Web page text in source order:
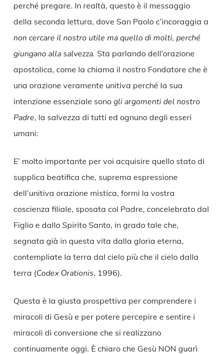
perché pregare. In realtà, questo è il messaggio
della seconda lettura, dove San Paolo c’incoraggia a
non cercare il nostro utile ma quello di molti, perché
giungano alla salvezza. Sta parlando dell’orazione
apostolica, come la chiama il nostro Fondatore che è
una orazione veramente unitiva perché la sua
intenzione essenziale sono gli argomenti del nostro
Padre, la salvezza di tutti ed ognuno degli esseri
umani:
E’ molto importante per voi acquisire quello stato di
supplica beatifica che, suprema espressione
dell’unitiva orazione mistica, formi la vostra
coscienza filiale, sposata col Padre, concelebrato dal
Figlio e dallo Spirito Santo, in grado tale che,
segnata già in questa vita dalla gloria eterna,
contempliate la terra dal cielo più che il cielo dalla
terra (Codex Orationis, 1996).
Questa è la giusta prospettiva per comprendere i
miracoli di Gesù e per potere percepire e sentire i
miracoli di conversione che si realizzano
continuamente oggi. È chiaro che Gesù NON guarì